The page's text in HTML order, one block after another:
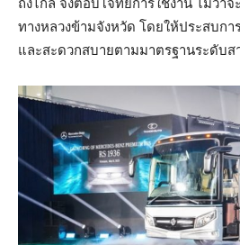
ทางหลวงข้ามจังหวัด โดยให้ประสบก
และสะดวกสบายตามมาตรฐานระดับส